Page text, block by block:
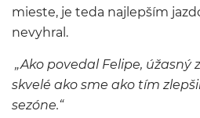
mieste, je teda najlepším
nevyhral.
„Ako povedal Felipe, úžasný
skvelé ako sme ako tím
sezóne.“